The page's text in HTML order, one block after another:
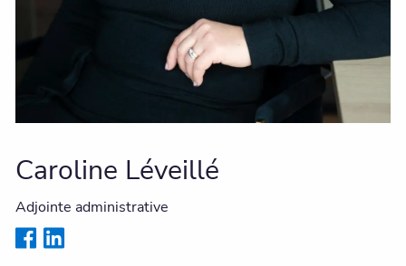
Caroline Léveillé
Adjointe administrative